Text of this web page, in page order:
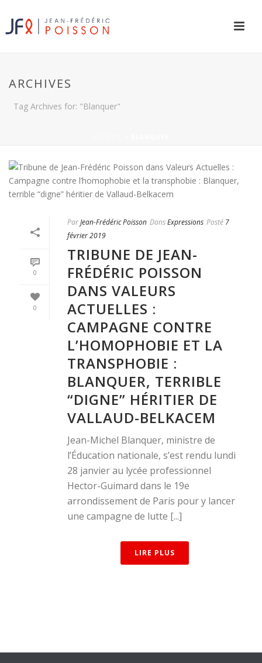
ARCHIVES
Tag Archives for: "Blanquer"
0
0
ParJean-Frédéric Poisson DansExpressions Posté 7
février 2019
TRIBUNE DE JEAN-
FRÉDÉRIC POISSON
DANS VALEURS
ACTUELLES :
CAMPAGNE CONTRE
L’HOMOPHOBIE ET LA
TRANSPHOBIE :
BLANQUER, TERRIBLE
“DIGNE” HÉRITIER DE
VALLAUD-BELKACEM
Jean-Michel Blanquer, ministre de
l’Éducation nationale, s’est rendu lundi
28 janvier au lycée professionnel
Hector-Guimard dans le 19e
arrondissement de Paris pour y lancer
une campagne de lutte [...]
LIRE PLUS